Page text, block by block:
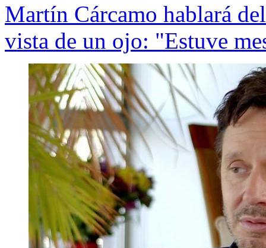
Martín Cárcamo hablará
vista de un ojo: "Estuve